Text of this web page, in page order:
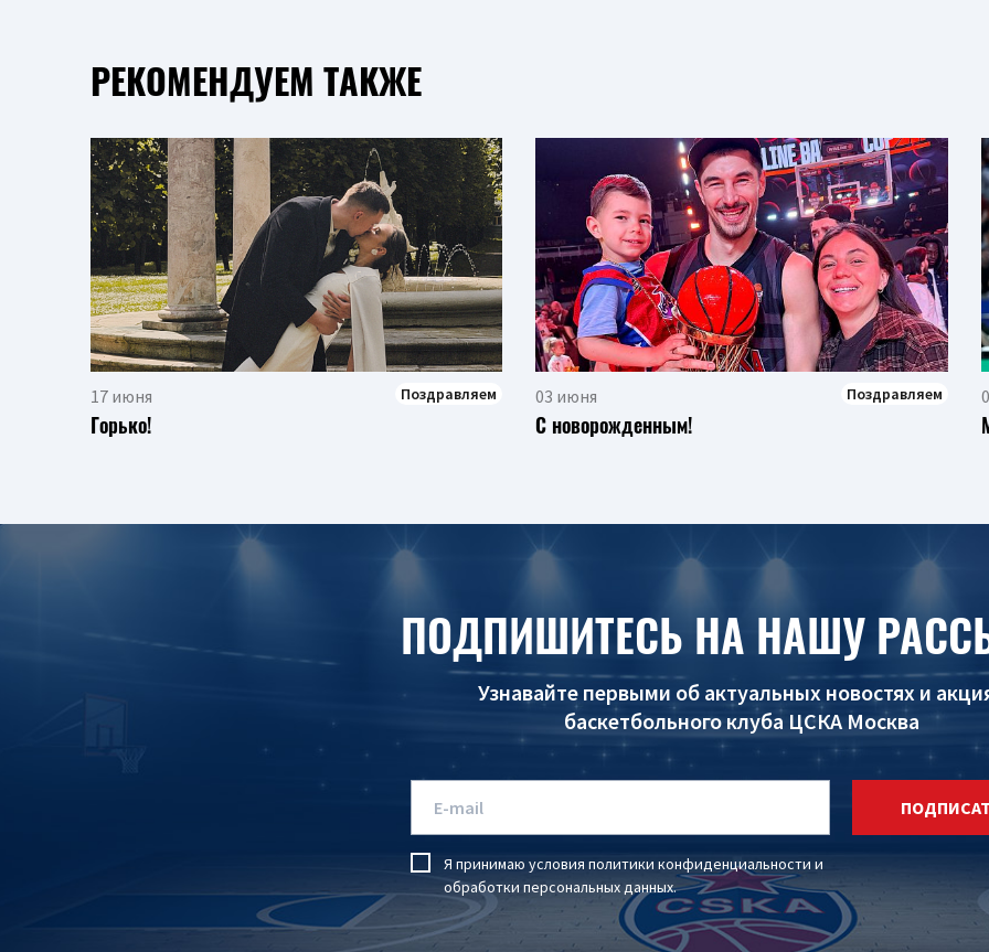
РЕКОМЕНДУЕМ ТАКЖЕ
17 июня Поздравляем
Горько!
03 июня Поздравляем
С новорожденным!
ПОДПИШИТЕСЬ НА НАШУ
Узнавайте первыми об актуальных новостях и
баскетбольного клуба ЦСКА Москва
Я принимаю условия политики конфиденциальности и
обработки персональных данных.